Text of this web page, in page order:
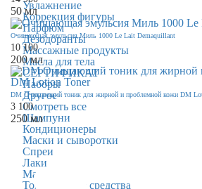
Увлажнение
Коррекция фигуры
Парфюм
Дезодоранты
Массажные продукты
Масла для тела
СЕРТИФИКАТ
Наборы
Другое
Смотреть все
Шампуни
Кондиционеры
Маски и сыворотки
Спреи
Лаки
Масло
Тонирующие средства
50 мл
Очищающая эмульсия Миль 1000 Le Lait Demaquillant
10 100
200 мл
DM Очищающий тоник для жирной и проблемной кожи DM
3 100
250 мл